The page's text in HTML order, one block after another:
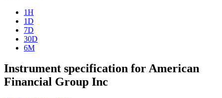
1H
1D
7D
30D
6M
Instrument specification for American
Financial Group Inc